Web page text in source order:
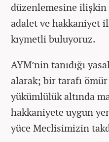
düzenlemesine ilişkin
adalet ve hakkaniyet
kıymetli buluyoruz.
AYM’nin tanıdığı
alarak; bir tarafı
yükümlülük altında
hakkaniyete uygun
yüce Meclisimizin